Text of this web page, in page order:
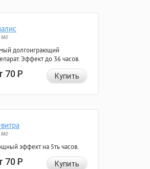
мг
долгоиграющий
Эффект до 36 часов.
70Р Купить
мг
эффект на 5ть часов.
70Р Купить